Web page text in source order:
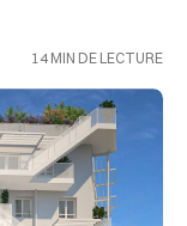
14 MIN DE LECTURE